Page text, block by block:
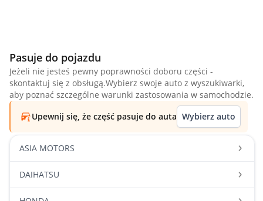
Pasuje do pojazdu
Jeżeli nie jesteś pewny poprawności doboru części -
skontaktuj się z obsługą.Wybierz swoje auto z wyszukiwarki,
aby poznać szczególne warunki zastosowania w samochodzie.
Upewnij się, że część pasuje do auta Wybierz auto
ASIA MOTORS
DAIHATSU